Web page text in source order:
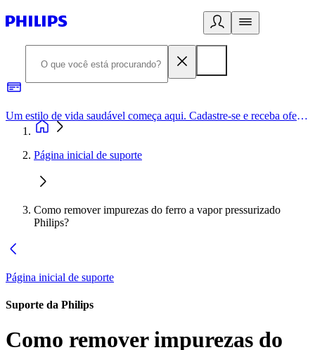
Um estilo de vida saudável começa aqui. Cadastre-se e receba ofertas exclusivas.
Página inicial de suporte
Como remover impurezas do ferro a vapor pressurizado
Philips?
Página inicial de suporte
Suporte da Philips
Como remover impurezas do